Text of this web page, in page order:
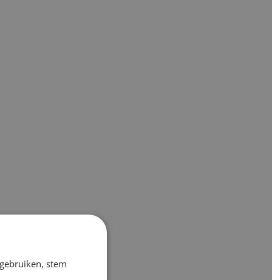
stem